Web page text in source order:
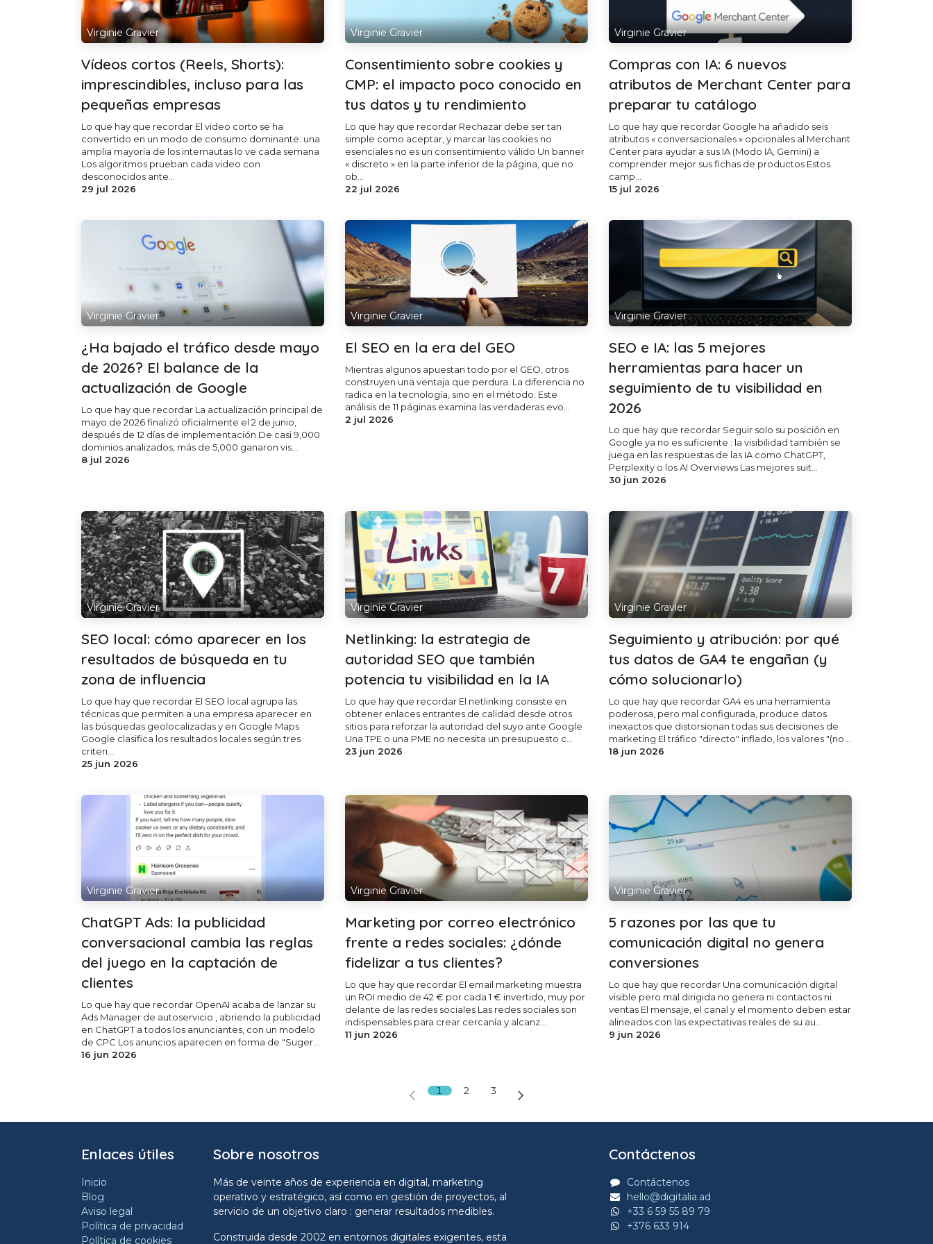
Virginie Gravier
Vídeos cortos (Reels, Shorts):
imprescindibles, incluso para las
pequeñas empresas
Lo que hay que recordar El video corto se ha
convertido en un modo de consumo dominante: una
amplia mayoría de los internautas lo ve cada semana
Los algoritmos prueban cada video con
desconocidos ante...
29 jul 2026
Virginie Gravier
Consentimiento sobre cookies y
CMP: el impacto poco conocido en
tus datos y tu rendimiento
Lo que hay que recordar Rechazar debe ser tan
simple como aceptar, y marcar las cookies no
esenciales no es un consentimiento válido Un banner
« discreto » en la parte inferior de la página, que no
ob...
22 jul 2026
Virginie Gravier
Compras con IA: 6 nuevos
atributos de Merchant Center para
preparar tu catálogo
Lo que hay que recordar Google ha añadido seis
atributos « conversacionales » opcionales al Merchant
Center para ayudar a sus IA (Modo IA, Gemini) a
comprender mejor sus fichas de productos Estos
camp...
15 jul 2026
Virginie Gravier
¿Ha bajado el tráfico desde mayo
de 2026? El balance de la
actualización de Google
Lo que hay que recordar La actualización principal de
mayo de 2026 finalizó oficialmente el 2 de junio,
después de 12 días de implementación De casi 9,000
dominios analizados, más de 5,000 ganaron vis...
8 jul 2026
Virginie Gravier
El SEO en la era del GEO
Mientras algunos apuestan todo por el GEO, otros
construyen una ventaja que perdura. La diferencia no
radica en la tecnología, sino en el método. Este
análisis de 11 páginas examina las verdaderas evo...
2 jul 2026
Virginie Gravier
SEO e IA: las 5 mejores
herramientas para hacer un
seguimiento de tu visibilidad en
2026
Lo que hay que recordar Seguir solo su posición en
Google ya no es suficiente : la visibilidad también se
juega en las respuestas de las IA como ChatGPT,
Perplexity o los AI Overviews Las mejores suit...
30 jun 2026
Virginie Gravier
SEO local: cómo aparecer en los
resultados de búsqueda en tu
zona de influencia
Lo que hay que recordar El SEO local agrupa las
técnicas que permiten a una empresa aparecer en
las búsquedas geolocalizadas y en Google Maps
Google clasifica los resultados locales según tres
criteri...
25 jun 2026
Virginie Gravier
Netlinking: la estrategia de
autoridad SEO que también
potencia tu visibilidad en la IA
Lo que hay que recordar El netlinking consiste en
obtener enlaces entrantes de calidad desde otros
sitios para reforzar la autoridad del suyo ante Google
Una TPE o una PME no necesita un presupuesto c...
23 jun 2026
Virginie Gravier
Seguimiento y atribución: por qué
tus datos de GA4 te engañan (y
cómo solucionarlo)
Lo que hay que recordar GA4 es una herramienta
poderosa, pero mal configurada, produce datos
inexactos que distorsionan todas sus decisiones de
marketing El tráfico "directo" inflado, los valores "(no...
18 jun 2026
Virginie Gravier
ChatGPT Ads: la publicidad
conversacional cambia las reglas
del juego en la captación de
clientes
Lo que hay que recordar OpenAI acaba de lanzar su
Ads Manager de autoservicio , abriendo la publicidad
en ChatGPT a todos los anunciantes, con un modelo
de CPC Los anuncios aparecen en forma de "Suger...
16 jun 2026
Virginie Gravier
Marketing por correo electrónico
frente a redes sociales: ¿dónde
fidelizar a tus clientes?
Lo que hay que recordar El email marketing muestra
un ROI medio de 42 € por cada 1 € invertido, muy por
delante de las redes sociales Las redes sociales son
indispensables para crear cercanía y alcanz...
11 jun 2026
Virginie Gravier
5 razones por las que tu
comunicación digital no genera
conversiones
Lo que hay que recordar Una comunicación digital
visible pero mal dirigida no genera ni contactos ni
ventas El mensaje, el canal y el momento deben estar
alineados con las expectativas reales de su au...
9 jun 2026
1 2 3
Enlaces útiles
Inicio
Blog
Aviso legal
Política de privacidad
Política de cookies
Sobre nosotros
Más de veinte años de experiencia en digital, marketing
operativo y estratégico, así como en gestión de proyectos, al
servicio de un objetivo claro : generar resultados medibles.
Construida desde 2002 en entornos digitales exigentes, esta
Contáctenos
Contáctenos
hello@digitalia.ad
+33 6 59 55 89 79
+376 633 914